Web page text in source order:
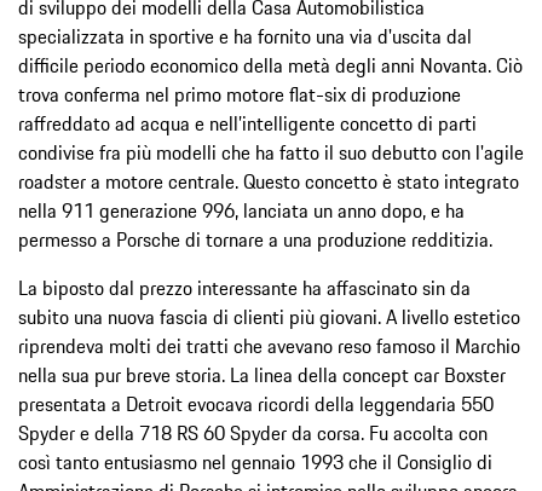
di sviluppo dei modelli della Casa Automobilistica
specializzata in sportive e ha fornito una via d'uscita dal
difficile periodo economico della metà degli anni Novanta. Ciò
trova conferma nel primo motore flat-six di produzione
raffreddato ad acqua e nell’intelligente concetto di parti
condivise fra più modelli che ha fatto il suo debutto con l'agile
roadster a motore centrale. Questo concetto è stato integrato
nella 911 generazione 996, lanciata un anno dopo, e ha
permesso a Porsche di tornare a una produzione redditizia.
La biposto dal prezzo interessante ha affascinato sin da
subito una nuova fascia di clienti più giovani. A livello estetico
riprendeva molti dei tratti che avevano reso famoso il Marchio
nella sua pur breve storia. La linea della concept car Boxster
presentata a Detroit evocava ricordi della leggendaria 550
Spyder e della 718 RS 60 Spyder da corsa. Fu accolta con
così tanto entusiasmo nel gennaio 1993 che il Consiglio di